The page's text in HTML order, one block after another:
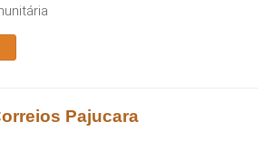
Pajucara